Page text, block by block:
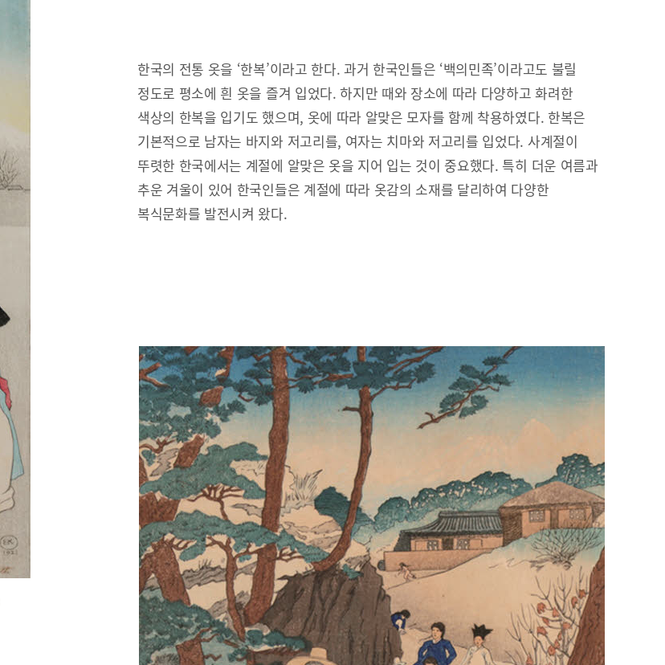
한국의 전통 옷을 ‘한복’이라고 한다. 과거 한국인들은 ‘백의민족’이라고도 불릴
정도로 평소에 흰 옷을 즐겨 입었다. 하지만 때와 장소에 따라 다양하고 화려한
색상의 한복을 입기도 했으며, 옷에 따라 알맞은 모자를 함께 착용하였다. 한복은
기본적으로 남자는 바지와 저고리를, 여자는 치마와 저고리를 입었다. 사계절이
뚜렷한 한국에서는 계절에 알맞은 옷을 지어 입는 것이 중요했다. 특히 더운 여름과
추운 겨울이 있어 한국인들은 계절에 따라 옷감의 소재를 달리하여 다양한
복식문화를 발전시켜 왔다.